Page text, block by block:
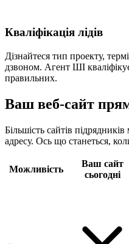
Кваліфікація лідів
Дізнайтеся тип проекту,
дзвоном. Агент ШІ
правильних.
Ваш веб-сайт
Більшість сайтів
адресу. Ось що станеться,
Можливість
Ваш сайт
сьогодні